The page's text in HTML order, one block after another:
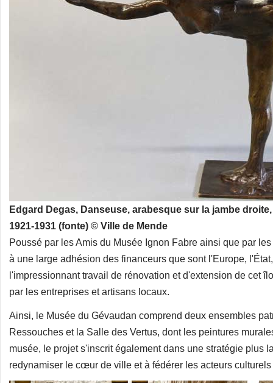
Edgard Degas, Danseuse, arabesque sur la jambe
1921-1931 (fonte) © Ville de Mende
Poussé par les Amis du Musée Ignon Fabre ainsi que par
à une large adhésion des financeurs que sont l'Europe,
l'impressionnant travail de rénovation et d'extension de cet
par les entreprises et artisans locaux.
Ainsi, le Musée du Gévaudan comprend deux ensembles
Ressouches et la Salle des Vertus, dont les peintures
musée, le projet s'inscrit également dans une stratégie plus
redynamiser le cœur de ville et à fédérer les acteurs